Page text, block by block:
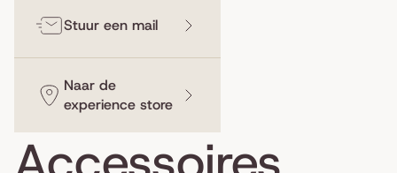
Stuur een mail
Naar de
experience store